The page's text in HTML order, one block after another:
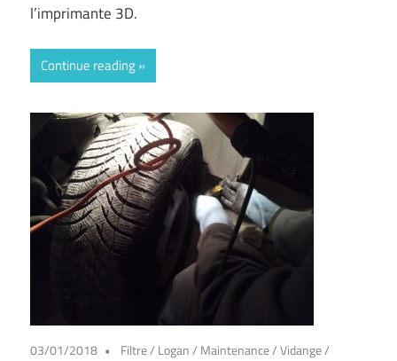
l’imprimante 3D.
Continue reading
03/01/2018 Filtre/ Logan/ Maintenance/Vidange/